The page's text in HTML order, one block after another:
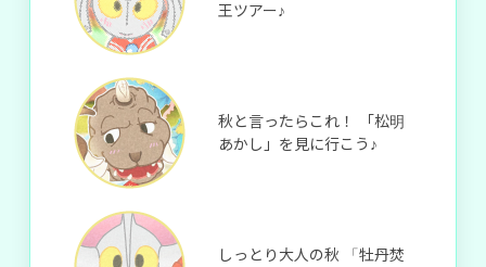
王ツアー♪
秋と言ったらこれ！ 「松明
あかし」を見に行こう♪
しっとり大人の秋 「牡丹焚